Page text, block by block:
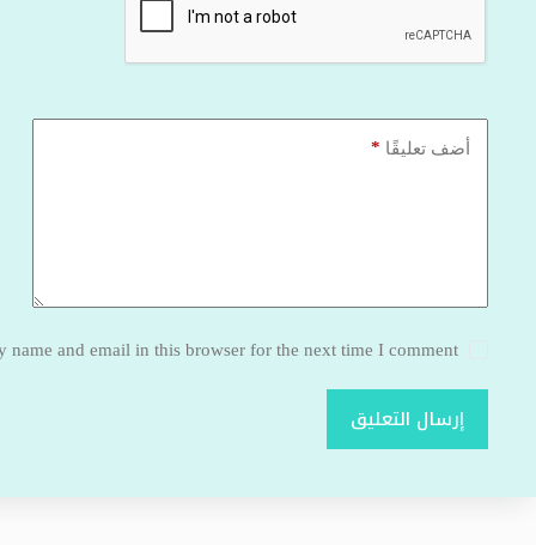
أضف تعليقًا *
name and email in this browser for the next time I comment.
إرسال التعليق